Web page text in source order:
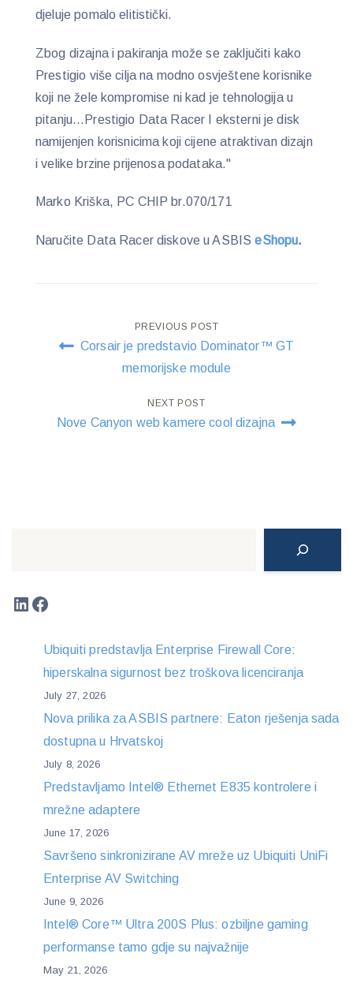
djeluje pomalo elitistički.
Zbog dizajna i pakiranja može se zaključiti kako
Prestigio više cilja na modno osvještene korisnike
koji ne žele kompromise ni kad je tehnologija u
pitanju…Prestigio Data Racer I eksterni je disk
namijenjen korisnicima koji cijene atraktivan dizajn
i velike brzine prijenosa podataka."
Marko Kriška, PC CHIP br.070/171
Naručite Data Racer diskove u ASBISeShopu.
Post
navigation
PREVIOUS POST
Corsair je predstavio Dominator™ GT
memorijske module
NEXT POST
Nove Canyon web kamere cool dizajna
LinkedIn
Facebook
Ubiquiti predstavlja Enterprise Firewall Core:
hiperskalna sigurnost bez troškova licenciranja
July 27, 2026
Nova prilika za ASBIS partnere: Eaton rješenja sada
dostupna u Hrvatskoj
July 8, 2026
Predstavljamo Intel® Ethernet E835 kontrolere i
mrežne adaptere
June 17, 2026
Savršeno sinkronizirane AV mreže uz Ubiquiti UniFi
Enterprise AV Switching
June 9, 2026
Intel® Core™ Ultra 200S Plus: ozbiljne gaming
performanse tamo gdje su najvažnije
May 21, 2026